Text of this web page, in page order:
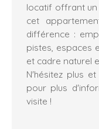
locatif offrant un
cet
différence :
pistes, espaces
et cadre naturel
N'hésitez plus et
pour plus
visite !